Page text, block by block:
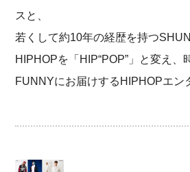
スと、
若くして約10年の経歴を持つ
HIPHOPを「HIP“POP”」と変え、
FUNNYにお届けするHIPHOPエン